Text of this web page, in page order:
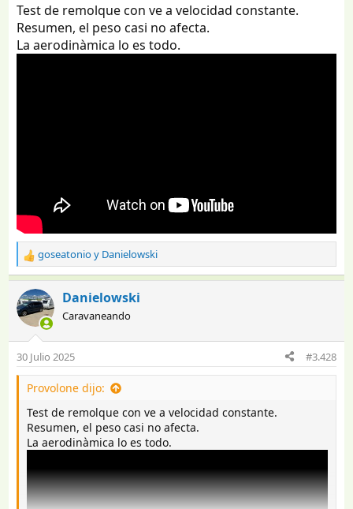
s
:
Test de remolque con ve a velocidad constante.
Resumen, el peso casi no afecta.
La aerodinàmica lo es todo.
R
e
a
c
c
o
n
e
goseatonioy Danielowski
Danielowski
Caravaneando
30 Julio 2025 #3.428
Provolone dijo:
Test de remolque con ve a velocidad constante.
Resumen, el peso casi no afecta.
La aerodinàmica lo es todo.